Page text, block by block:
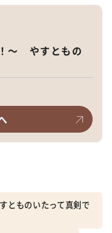
～ やすともの
とものいたって真剣で